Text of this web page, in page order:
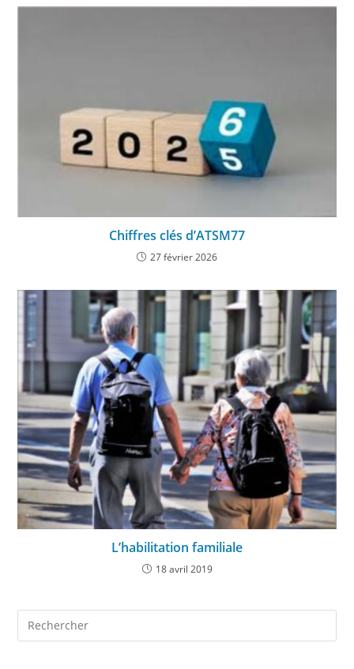
Chiffres clés d’ATSM77
27 février 2026
L’habilitation familiale
18 avril 2019